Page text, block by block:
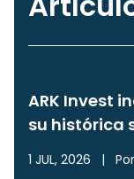
ARK Invest
su histórica
1 JUL, 2026 | Por